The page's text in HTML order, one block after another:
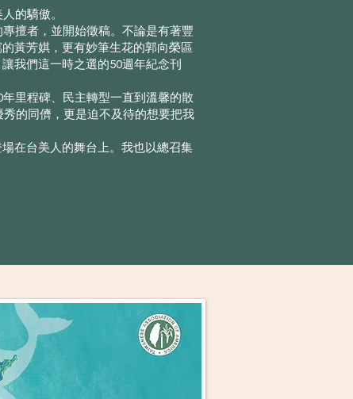
的驕傲。
擅者，並開始徵稿。不論是有著豐
黃芳娸，更有妙筆生花的郭向榮區
我們這一時之選的50週年紀念刊
里程碑、民主轉型一直到溫馨的散
的同儕，更是迫不及待的想要把我
在台美人的舞台上。我也以總召集